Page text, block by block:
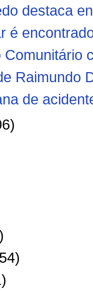
destaca
é
Comunitário
Raimundo
de